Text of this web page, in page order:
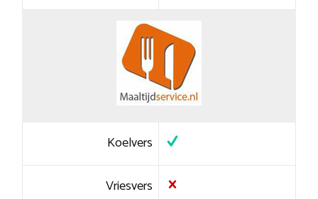
Koelvers
Vriesvers